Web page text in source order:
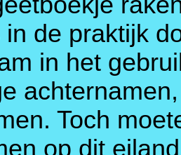
in de praktijk
in het
Toch
op dit